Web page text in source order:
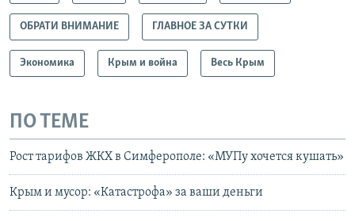
ОБРАТИ ВНИМАНИЕ ГЛАВНОЕ ЗА СУТКИ
Экономика Крым и война Весь Крым
ПО ТЕМЕ
Рост тарифов ЖКХ в Симферополе: «МУПу хочется кушать»
Крым и мусор: «Катастрофа» за ваши деньги